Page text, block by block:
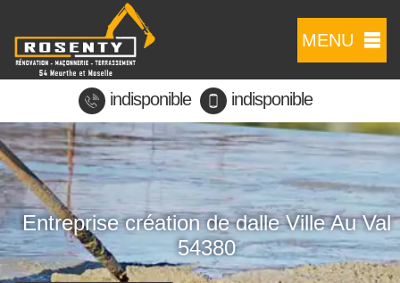
MENU
indisponible indisponible
Entreprise création de dalle Ville Au Val
54380